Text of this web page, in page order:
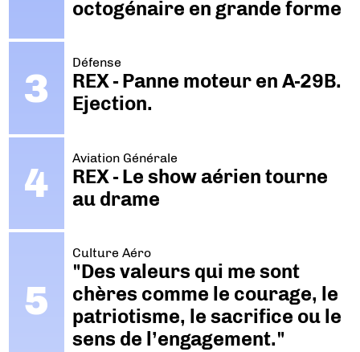
octogénaire en grande forme
Défense
REX - Panne moteur en A-29B.
Ejection.
Aviation Générale
REX - Le show aérien tourne
au drame
Culture Aéro
"Des valeurs qui me sont
chères comme le courage, le
patriotisme, le sacrifice ou le
sens de l’engagement."